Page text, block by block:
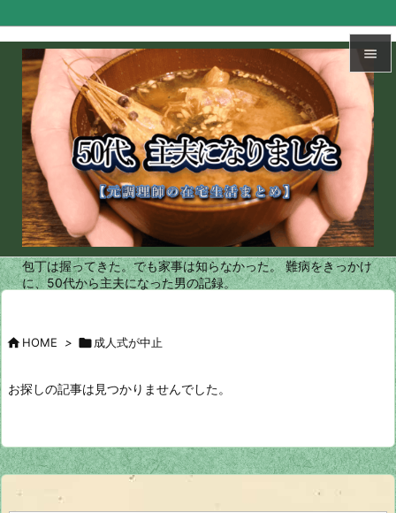


メニュ

サイド

前へ

次へ

検索
包丁は握ってきた。でも家事は知らなかった。 難病をきっかけ
に、50代から主夫になった男の記録。
HOME > 成人式が中止
お探しの記事は見つかりませんでした。